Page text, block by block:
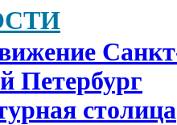
Петербург
столица